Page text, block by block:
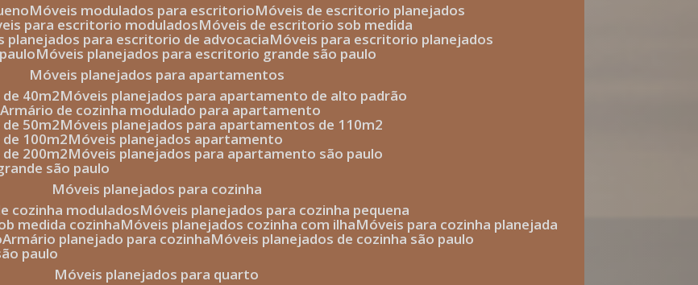
móveis modulados para escritorio móveis de escritorio planejados
para escritorio modulados móveis de escritorio sob medida
planejados para escritorio de advocacia móveis para escritorio planejados
móveis planejados para escritorio grande são paulo
móveis planejados para apartamentos
40m2
móveis planejados para apartamento de alto padrão
armário de cozinha modulado para apartamento
50m2 móveis planejados para apartamentos de 110m2
100m2 móveis planejados apartamento
200m2 móveis planejados para apartamento são paulo
são paulo
móveis planejados para cozinha
cozinha modulados móveis planejados para cozinha pequena
medida cozinha móveis planejados cozinha com ilha móveis para cozinha planejada
armário planejado para cozinha móveis planejados de cozinha são paulo
paulo
móveis planejados para quarto